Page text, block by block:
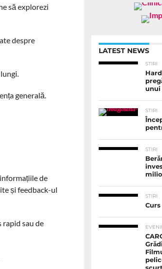
să explorezi
despre
generală.
de
și feedback-ul
rapid sau de
LATEST NEWS
STIRI
unui
STIRI
STIRI
STIRI